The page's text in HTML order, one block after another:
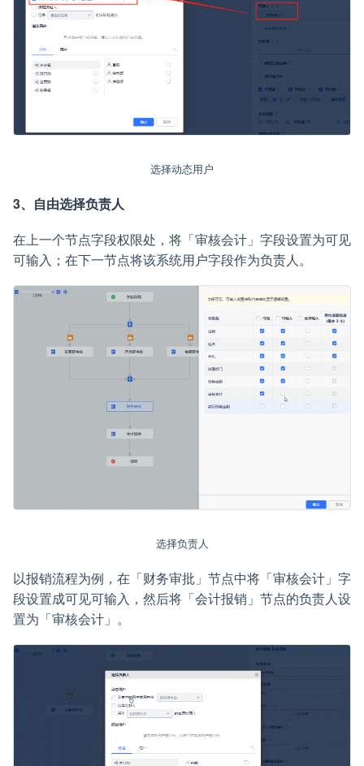
选择动态用户
3、自由选择负责人
在上一个节点字段权限处，将「审核会计」字段设置为可见
可输入；在下一节点将该系统用户字段作为负责人。
选择负责人
以报销流程为例，在「财务审批」节点中将「审核会计」字
段设置成可见可输入，然后将「会计报销」节点的负责人设
置为「审核会计」。